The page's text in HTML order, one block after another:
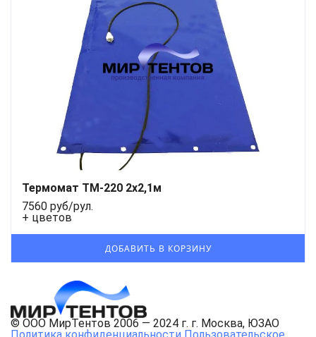
Термомат ТМ-220 2x2,1м
7560 руб/рул.
+ цветов
© ООО МирТентов 2006 — 2024 г. г. Москва, ЮЗАО